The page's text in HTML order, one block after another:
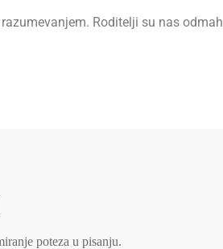
Roditelji su nas odmah
poteza u pisanju.